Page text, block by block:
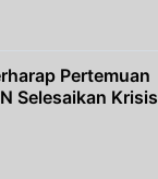
Pertemuan
Selesaikan Krisis